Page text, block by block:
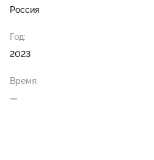
Россия
Год:
2023
Время:
—